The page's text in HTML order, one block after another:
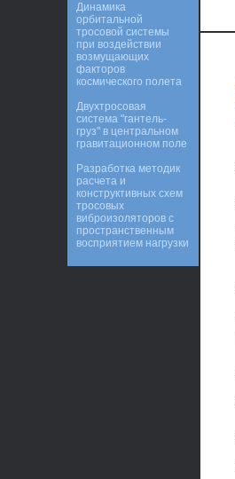
Динамика
орбитальной
тросовой системы
при воздействии
возмущающих
факторов
космического полета
Двухтросовая
система "гантель-
груз" в центральном
гравитационном поле
Разработка методик
расчета и
конструктивных схем
тросовых
виброизоляторов с
пространственным
восприятием нагрузки